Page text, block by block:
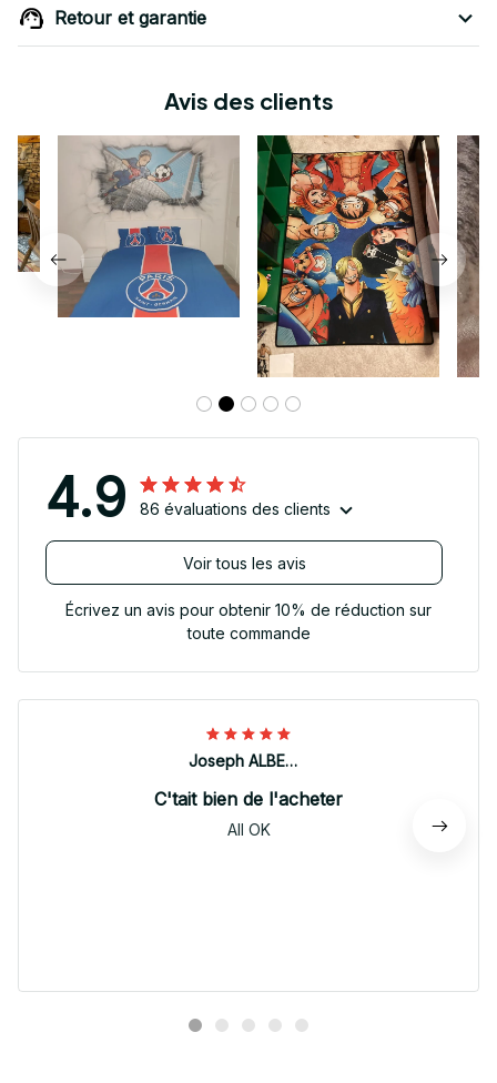
Retour et garantie
Avis des clients
4.9 86 évaluations des clients
Voir tous les avis
Écrivez un avis pour obtenir 10% de réduction sur
toute commande
Joseph ALBERTINI
C'tait bien de l'acheter
All OK